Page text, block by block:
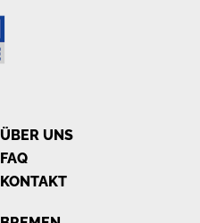
ÜBER UNS
FAQ
KONTAKT